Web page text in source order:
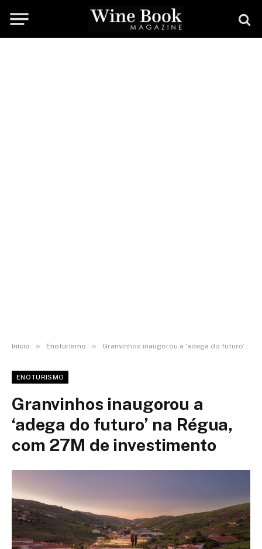
Início » Enoturismo » Granvinhos inaugorou a ‘adega do futuro’ na Régua, com 27M de investimento
ENOTURISMO
Granvinhos inaugorou a
‘adega do futuro’ na Régua,
com 27M de investimento